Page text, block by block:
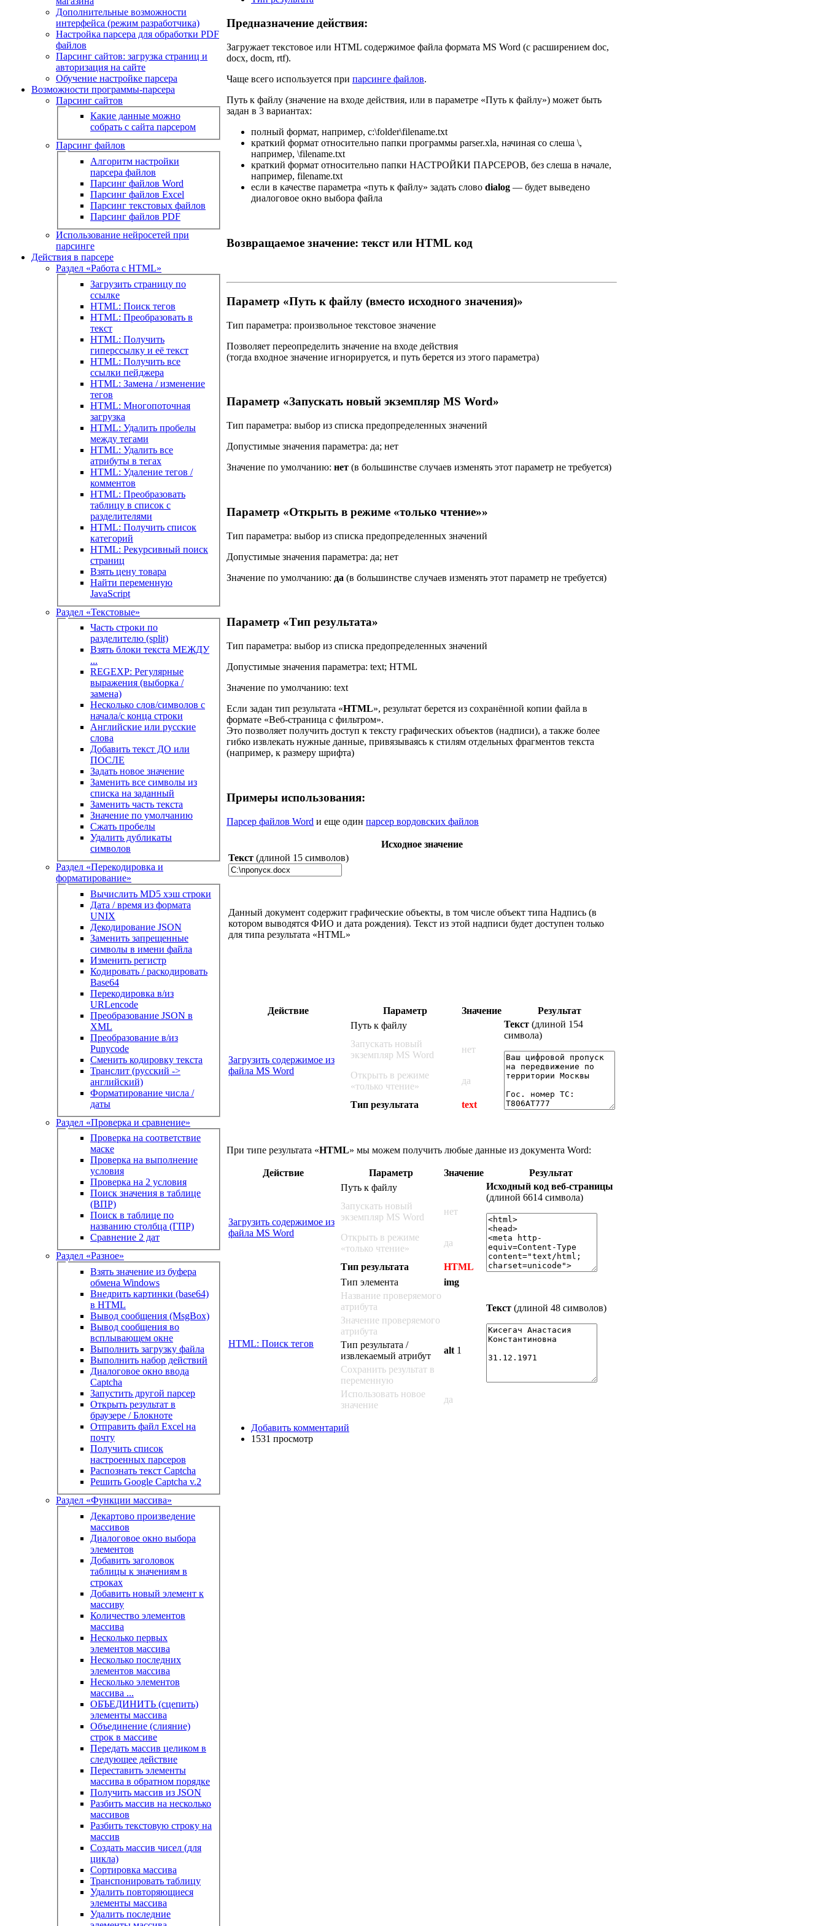
Дополнительные возможности
интерфейса (режим разработчика)
Настройка парсера для обработки PDF
файлов
Парсинг сайтов: загрузка страниц и
авторизация на сайте
Обучение настройке парсера
Возможности программы-парсера
Парсинг сайтов
Какие данные можно
собрать с сайта парсером
Парсинг файлов
Алгоритм настройки
парсера файлов
Парсинг файлов Word
Парсинг файлов Excel
Парсинг текстовых файлов
Парсинг файлов PDF
Использование нейросетей при
парсинге
Действия в парсере
Раздел «Работа с HTML»
Загрузить страницу по
ссылке
HTML: Поиск тегов
HTML: Преобразовать в
текст
HTML: Получить
гиперссылку и её текст
HTML: Получить все
ссылки пейджера
HTML: Замена / изменение
тегов
HTML: Многопоточная
загрузка
HTML: Удалить пробелы
между тегами
HTML: Удалить все
атрибуты в тегах
HTML: Удаление тегов /
комментов
HTML: Преобразовать
таблицу в список с
разделителями
HTML: Получить список
категорий
HTML: Рекурсивный поиск
страниц
Взять цену товара
Найти переменную
JavaScript
Раздел «Текстовые»
Часть строки по
разделителю (split)
Взять блоки текста МЕЖДУ
...
REGEXP: Регулярные
выражения (выборка /
замена)
Несколько слов/символов с
начала/с конца строки
Английские или русские
слова
Добавить текст ДО или
ПОСЛЕ
Задать новое значение
Заменить все символы из
списка на заданный
Заменить часть текста
Значение по умолчанию
Сжать пробелы
Удалить дубликаты
символов
Раздел «Перекодировка и
форматирование»
Вычислить MD5 хэш строки
Дата / время из формата
UNIX
Декодирование JSON
Заменить запрещенные
символы в имени файла
Изменить регистр
Кодировать / раскодировать
Base64
Перекодировка в/из
URLencode
Преобразование JSON в
XML
Преобразование в/из
Punycode
Сменить кодировку текста
Транслит (русский ->
английский)
Форматирование числа /
даты
Раздел «Проверка и сравнение»
Проверка на соответствие
маске
Проверка на выполнение
условия
Проверка на 2 условия
Поиск значения в таблице
(ВПР)
Поиск в таблице по
названию столбца (ГПР)
Сравнение 2 дат
Раздел «Разное»
Взять значение из буфера
обмена Windows
Внедрить картинки (base64)
в HTML
Вывод сообщения (MsgBox)
Вывод сообщения во
всплывающем окне
Выполнить загрузку файла
Выполнить набор действий
Диалоговое окно ввода
Captcha
Запустить другой парсер
Открыть результат в
браузере / Блокноте
Отправить файл Excel на
почту
Получить список
настроенных парсеров
Распознать текст Captcha
Решить Google Captcha v.2
Раздел «Функции массива»
Декартово произведение
массивов
Диалоговое окно выбора
элементов
Добавить заголовок
таблицы к значениям в
строках
Добавить новый элемент к
массиву
Количество элементов
массива
Несколько первых
элементов массива
Несколько последних
элементов массива
Несколько элементов
массива ...
ОБЪЕДИНИТЬ (сцепить)
элементы массива
Объединение (слияние)
строк в массиве
Передать массив целиком в
следующее действие
Переставить элементы
массива в обратном порядке
Получить массив из JSON
Разбить массив на несколько
массивов
Разбить текстовую строку на
массив
Создать массив чисел (для
цикла)
Сортировка массива
Транспонировать таблицу
Удалить повторяющиеся
элементы массива
Удалить последние
Предназначение действия:
Загружает текстовое или HTML содержимое файла формата MS Word (с расширением doc,
docx, docm, rtf).
Чаще всего используется при парсинге файлов.
Путь к файлу (значение на входе действия, или в параметре «Путь к файлу») может быть
задан в 3 вариантах:
полный формат, например, c:\folder\filename.txt
краткий формат относительно папки программы parser.xla, начиная со слеша \,
например, \filename.txt
краткий формат относительно папки НАСТРОЙКИ ПАРСЕРОВ, без слеша в начале,
например, filename.txt
если в качестве параметра «путь к файлу» задать слово dialog — будет выведено
диалоговое окно выбора файла
Возвращаемое значение: текст или HTML код
Параметр «Путь к файлу (вместо исходного значения)»
Тип параметра: произвольное текстовое значение
Позволяет переопределить значение на входе действия
(тогда входное значение игнорируется, и путь берется из этого параметра)
Параметр «Запускать новый экземпляр MS Word»
Тип параметра: выбор из списка предопределенных значений
Допустимые значения параметра: да; нет
Значение по умолчанию: нет (в большинстве случаев изменять этот параметр не требуется)
Параметр «Открыть в режиме «только чтение»»
Тип параметра: выбор из списка предопределенных значений
Допустимые значения параметра: да; нет
Значение по умолчанию: да (в большинстве случаев изменять этот параметр не требуется)
Параметр «Тип результата»
Тип параметра: выбор из списка предопределенных значений
Допустимые значения параметра: text; HTML
Значение по умолчанию: text
Если задан тип результата «HTML», результат берется из сохранённой копии файла в
формате «Веб-страница с фильтром».
Это позволяет получить доступ к тексту графических объектов (надписи), а также более
гибко извлекать нужные данные, привязываясь к стилям отдельных фрагментов текста
(например, к размеру шрифта)
Примеры использования:
Парсер файлов Word и еще один парсер вордовских файлов
Исходное значение
Текст (длиной 15 символов)
Данный документ содержит графические объекты, в том числе объект типа Надпись (в
котором выводятся ФИО и дата рождения). Текст из этой надписи будет доступен только
для типа результата «HTML»
Действие Параметр Значение Результат
Загрузить содержимое из
файла MS Word
Путь к файлу Текст (длиной 154
символа)
Запускать новый
экземпляр MS Word
нет
Открыть в режиме
«только чтение»
да
Тип результата text
При типе результата «HTML» мы можем получить любые данные из документа Word:
Действие Параметр Значение Результат
Загрузить содержимое из
файла MS Word
Путь к файлу
Исходный код веб-страницы
(длиной 6614 символа)
Запускать новый
экземпляр MS Word
нет
Открыть в режиме
«только чтение»
да
Тип результата HTML
HTML: Поиск тегов
Тип элемента img
Текст (длиной 48 символов)
Название проверяемого
атрибута
Значение проверяемого
атрибута
Тип результата /
извлекаемый атрибут
alt 1
Сохранить результат в
переменную
Использовать новое
значение
да
Добавить комментарий
1531 просмотр